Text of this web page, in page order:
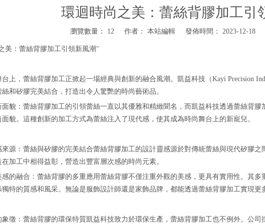
環迴時尚之美：蕾絲背膠加工引
瀏覽數量： 12 作者： 本站編輯 發佈時間： 2023-12-18
美：蕾絲背膠加工引領新風潮"
上，蕾絲背膠加工正掀起一場經典與創新的融合風潮。凱益科技（Kayi Precision
和矽膠完美結合，打造出令人驚艷的時尚藝術品。
面貌：蕾絲背膠加工的引領蕾絲一直以其優雅和精緻聞名，而凱益科技透過蕾絲背
貌。這種創新的加工方式為蕾絲注入了現代感，使其成為時尚舞台上的新寵兒。
來源：蕾絲與矽膠的完美結合蕾絲背膠加工的設計靈感源於對傳統蕾絲與現代矽膠
加工中相得益彰，營造出豐富層次感的時尚元素。
的融合：蕾絲背膠的多重應用蕾絲背膠不僅注重外觀的美感，更具有實用性。其多
特的質感和風采。無論是服飾設計師還是家飾品牌，都能透過蕾絲背膠加工實現更
象徵：蕾絲背膠的環保特質凱益科技致力於環保生產，蕾絲背膠加工也不例外。公